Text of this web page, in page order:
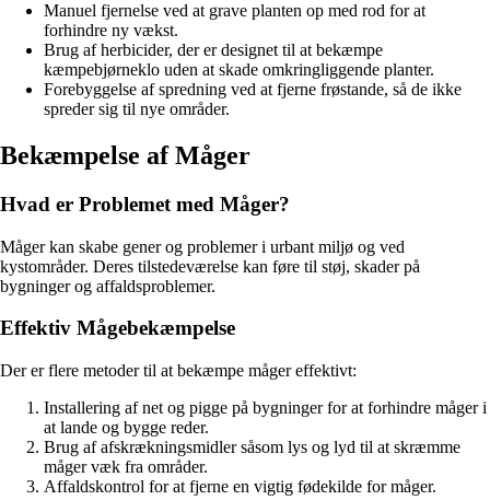
Manuel fjernelse ved at grave planten op med rod for at
forhindre ny vækst.
Brug af herbicider, der er designet til at bekæmpe
kæmpebjørneklo uden at skade omkringliggende planter.
Forebyggelse af spredning ved at fjerne frøstande, så de ikke
spreder sig til nye områder.
Bekæmpelse af Måger
Hvad er Problemet med Måger?
Måger kan skabe gener og problemer i urbant miljø og ved
kystområder. Deres tilstedeværelse kan føre til støj, skader på
bygninger og affaldsproblemer.
Effektiv Mågebekæmpelse
Der er flere metoder til at bekæmpe måger effektivt:
Installering af net og pigge på bygninger for at forhindre måger i
at lande og bygge reder.
Brug af afskrækningsmidler såsom lys og lyd til at skræmme
måger væk fra områder.
Affaldskontrol for at fjerne en vigtig fødekilde for måger.